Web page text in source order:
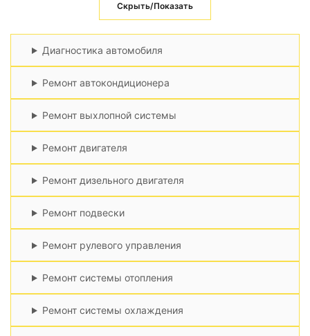
Скрыть/Показать
Диагностика автомобиля
Ремонт автокондиционера
Ремонт выхлопной системы
Ремонт двигателя
Ремонт дизельного двигателя
Ремонт подвески
Ремонт рулевого управления
Ремонт системы отопления
Ремонт системы охлаждения